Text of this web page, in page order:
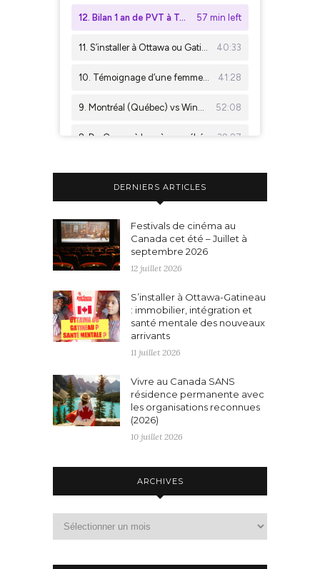
DERNIERS ARTICLES
Festivals de cinéma au
Canada cet été – Juillet à
septembre 2026
12 juillet 2026
S’installer à Ottawa-Gatineau
: immobilier, intégration et
santé mentale des nouveaux
arrivants
11 juillet 2026
Vivre au Canada SANS
résidence permanente avec
les organisations reconnues
(2026)
10 juillet 2026
ARCHIVES